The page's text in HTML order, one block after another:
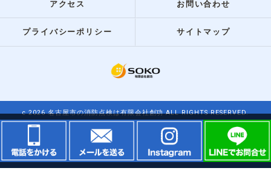
アクセス お問い合わせ
プライバシーポリシー サイトマップ
c 2026 名古屋市の消防点検は有限会社創功 ALL RIGHTS RESERVED.